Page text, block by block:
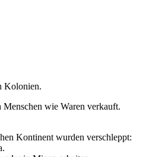
Kolonien.
wie Waren verkauft.
Kontinent wurden verschleppt: